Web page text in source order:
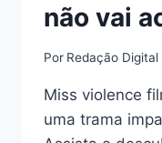
não vai
Por Redação Digital
Miss violence
uma trama